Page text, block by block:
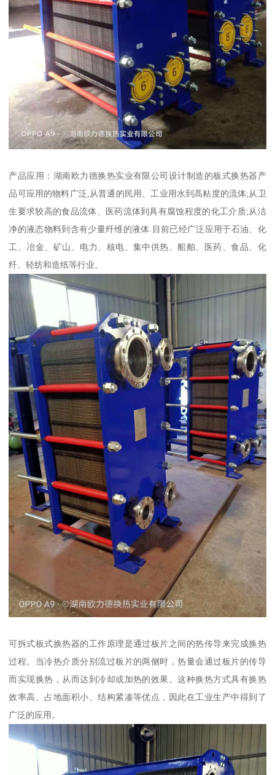
产品应用：湖南欧力德换热实业有限公司设计制造的板式换热器产
品可应用的物料广泛,从普通的民用、工业用水到高粘度的流体;从卫
生要求较高的食品流体、医药流体到具有腐蚀程度的化工介质;从洁
净的液态物料到含有少量纤维的液体.目前已经广泛应用于石油、化
工、冶金、矿山、电力、核电、集中供热、船舶、医药、食品、化
纤、轻纺和造纸等行业。
可拆式板式换热器的工作原理是通过板片之间的热传导来完成换热
过程。当冷热介质分别流过板片的两侧时，热量会通过板片的传导
而实现换热，从而达到冷却或加热的效果。这种换热方式具有换热
效率高、占地面积小、结构紧凑等优点，因此在工业生产中得到了
广泛的应用。